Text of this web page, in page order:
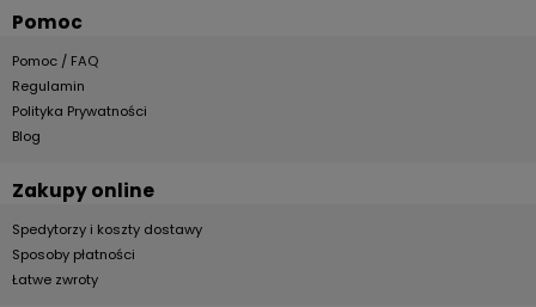
Pomoc
Pomoc / FAQ
Regulamin
Polityka Prywatności
Blog
Zakupy online
Spedytorzy i koszty dostawy
Sposoby płatności
Łatwe zwroty